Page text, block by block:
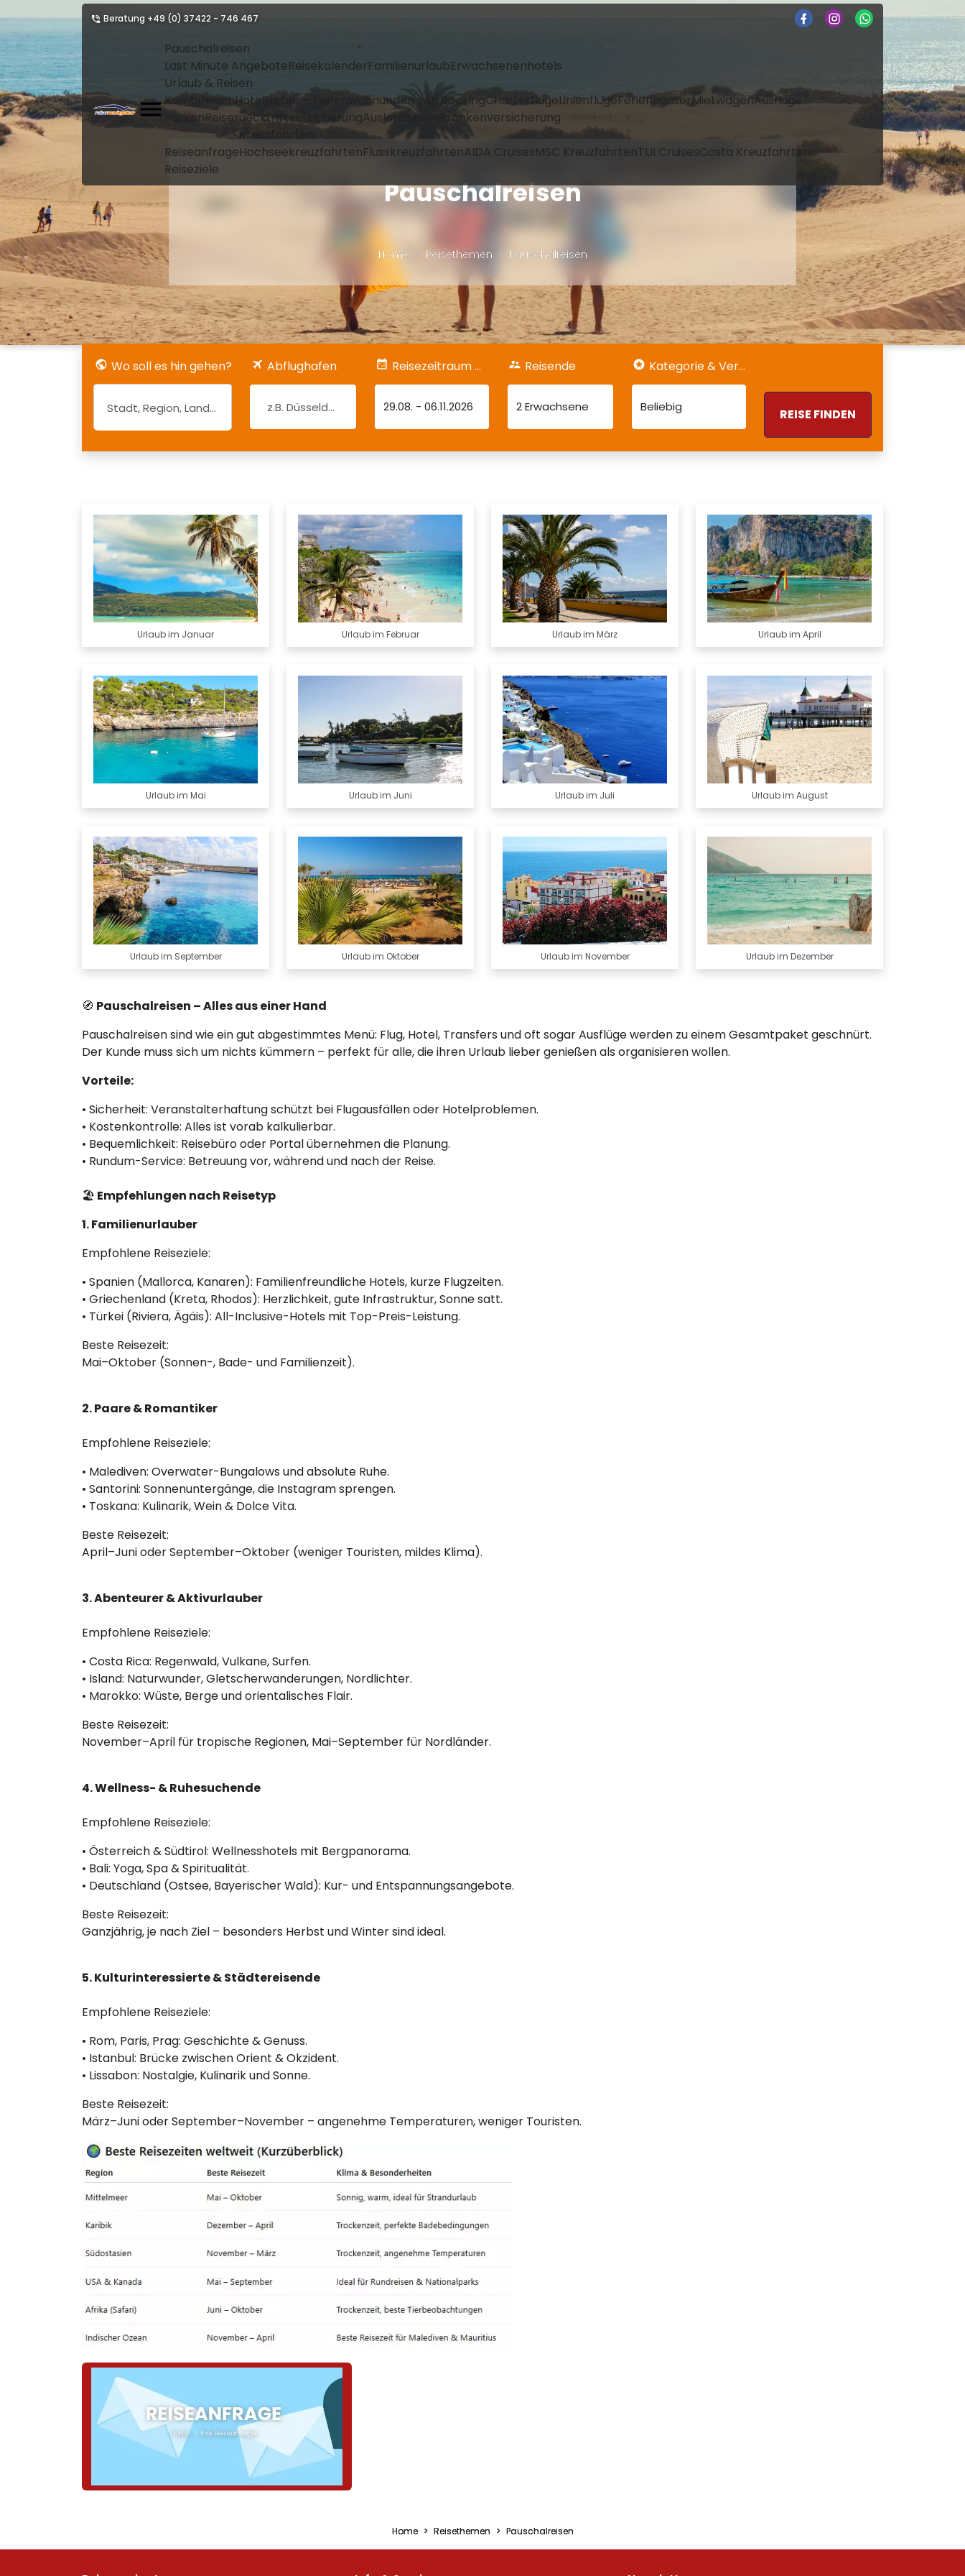
Beratung +49 (0) 37422 - 746 467
Pauschalreisen
Last Minute AngeboteReisekalenderFamilienurlaubErwachsenenhotels
Urlaub & Reisen
KombireisenHotelHotels - Ferienwohnungen von BookingCharterflügeLinienflügeFerienhäuserMietwagenAusflüge
ParkenReiseruecktrittversicherungAuslandsreisekrankenversicherung
Reiseanfrage
Kreuzfahrten
HochseekreuzfahrtenFlusskreuzfahrtenAIDA CruisesMSC KreuzfahrtenTUI CruisesCosta Kreuzfahrten
Reiseziele
Pauschalreisen
Home Reisethemen Pauschalreisen
Wo soll es hin gehen? Abflughafen Reisezeitraum & Dauer
29.08. - 06.11.2026
Reisende
2 Erwachsene
Kategorie & Verpflegung
Beliebig REISE FINDEN
Urlaub im Januar Urlaub im Februar Urlaub im März Urlaub im April
Urlaub im Mai Urlaub im Juni Urlaub im Juli Urlaub im August
Urlaub im September Urlaub im Oktober Urlaub im November Urlaub im Dezember
🧭 Pauschalreisen – Alles aus einer Hand
Pauschalreisen sind wie ein gut abgestimmtes Menü: Flug, Hotel, Transfers und oft sogar Ausflüge werden zu einem Gesamtpaket geschnürt.
Der Kunde muss sich um nichts kümmern – perfekt für alle, die ihren Urlaub lieber genießen als organisieren wollen.
Vorteile:
• Sicherheit: Veranstalterhaftung schützt bei Flugausfällen oder Hotelproblemen.
• Kostenkontrolle: Alles ist vorab kalkulierbar.
• Bequemlichkeit: Reisebüro oder Portal übernehmen die Planung.
• Rundum-Service: Betreuung vor, während und nach der Reise.
🏖️ Empfehlungen nach Reisetyp
1. Familienurlauber
Empfohlene Reiseziele:
• Spanien (Mallorca, Kanaren): Familienfreundliche Hotels, kurze Flugzeiten.
• Griechenland (Kreta, Rhodos): Herzlichkeit, gute Infrastruktur, Sonne satt.
• Türkei (Riviera, Ägäis): All-Inclusive-Hotels mit Top-Preis-Leistung.
Beste Reisezeit:
Mai–Oktober (Sonnen-, Bade- und Familienzeit).
2. Paare & Romantiker
Empfohlene Reiseziele:
• Malediven: Overwater-Bungalows und absolute Ruhe.
• Santorini: Sonnenuntergänge, die Instagram sprengen.
• Toskana: Kulinarik, Wein & Dolce Vita.
Beste Reisezeit:
April–Juni oder September–Oktober (weniger Touristen, mildes Klima).
3. Abenteurer & Aktivurlauber
Empfohlene Reiseziele:
• Costa Rica: Regenwald, Vulkane, Surfen.
• Island: Naturwunder, Gletscherwanderungen, Nordlichter.
• Marokko: Wüste, Berge und orientalisches Flair.
Beste Reisezeit:
November–April für tropische Regionen, Mai–September für Nordländer.
4. Wellness- & Ruhesuchende
Empfohlene Reiseziele:
• Österreich & Südtirol: Wellnesshotels mit Bergpanorama.
• Bali: Yoga, Spa & Spiritualität.
• Deutschland (Ostsee, Bayerischer Wald): Kur- und Entspannungsangebote.
Beste Reisezeit:
Ganzjährig, je nach Ziel – besonders Herbst und Winter sind ideal.
5. Kulturinteressierte & Städtereisende
Empfohlene Reiseziele:
• Rom, Paris, Prag: Geschichte & Genuss.
• Istanbul: Brücke zwischen Orient & Okzident.
• Lissabon: Nostalgie, Kulinarik und Sonne.
Beste Reisezeit:
März–Juni oder September–November – angenehme Temperaturen, weniger Touristen.
Home Reisethemen Pauschalreisen